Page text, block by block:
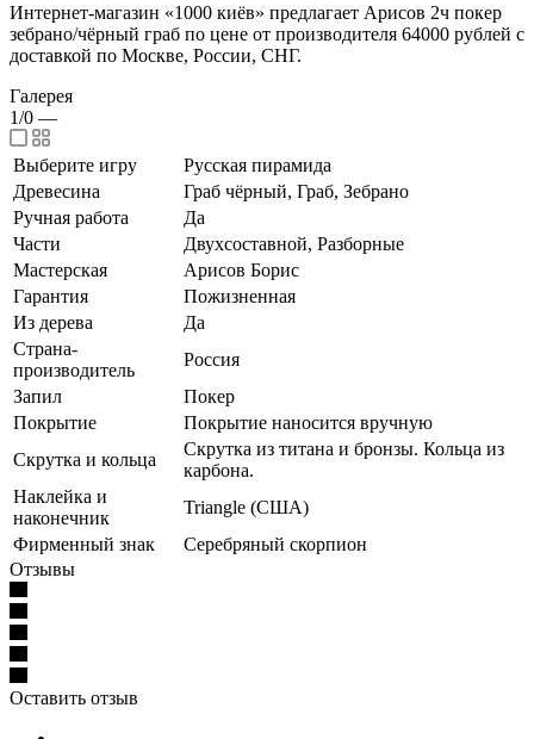
Интернет-магазин «1000 киёв» предлагает Арисов 2ч покер
зебрано/чёрный граб по цене от производителя 64000 рублей с
доставкой по Москве, России, СНГ.
Галерея
1/0 —
Выберите игру
Русская пирамида
Древесина
Граб чёрный, Граб, Зебрано
Ручная работа
Да
Части
Двухсоставной, Разборные
Мастерская
Арисов Борис
Гарантия
Пожизненная
Из дерева
Да
Страна-
производитель
Россия
Запил
Покер
Покрытие
Покрытие наносится вручную
Скрутка и кольца
Скрутка из титана и бронзы. Кольца из
карбона.
Наклейка и
наконечник
Triangle (США)
Фирменный знак
Серебряный скорпион
Отзывы
Оставить отзыв